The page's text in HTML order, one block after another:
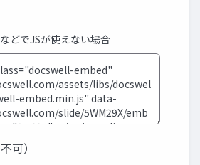
どでJSが使えない場合
可）